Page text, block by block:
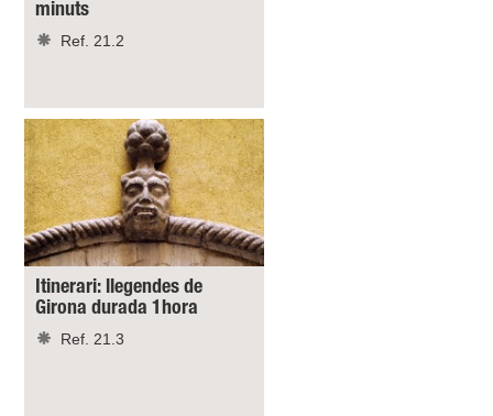
minuts
Ref. 21.2
Itinerari: llegendes de
Girona durada 1hora
Ref. 21.3